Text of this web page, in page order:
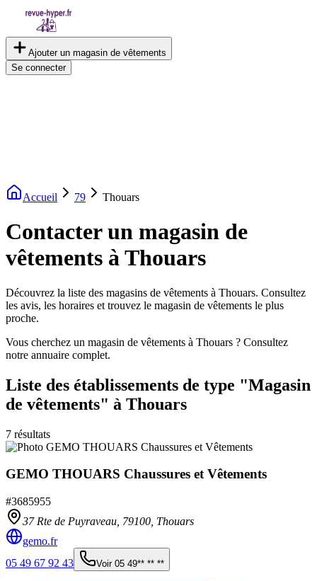
Ajouter un magasin de vêtements
Se connecter
Accueil 79 Thouars
Contacter un magasin de
vêtements à Thouars
Découvrez la liste des magasins de vêtements à Thouars. Consultez
les avis, les horaires et trouvez le magasin de vêtements le plus
proche.
Vous cherchez un magasin de vêtements à Thouars ? Consultez
notre annuaire complet.
Liste des établissements de type "Magasin
de vêtements" à Thouars
7 résultats
GEMO THOUARS Chaussures et Vêtements
#3685955
37 Rte de Puyraveau, 79100 Thouars
gemo.fr
05 49 67 92 43
Voir 05 49** ** **